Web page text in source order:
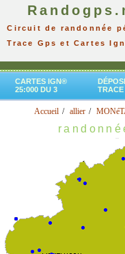
Circuit de randonnée
Trace Gps et Cartes Ign
CARTES IGN®
25:000 DU 3
TRACE
Accueil allier